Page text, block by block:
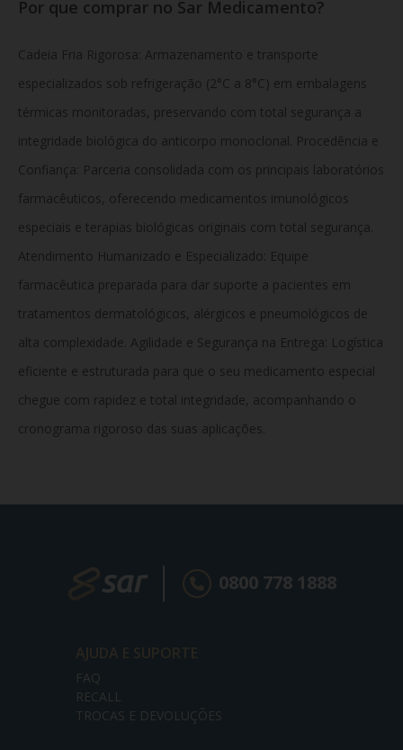
Por que comprar no Sar Medicamento?
Cadeia Fria Rigorosa: Armazenamento e transporte
especializados sob refrigeração (2°C a 8°C) em embalagens
térmicas monitoradas, preservando com total segurança a
integridade biológica do anticorpo monoclonal. Procedência e
Confiança: Parceria consolidada com os principais laboratórios
farmacêuticos, oferecendo medicamentos imunológicos
especiais e terapias biológicas originais com total segurança.
Atendimento Humanizado e Especializado: Equipe
farmacêutica preparada para dar suporte a pacientes em
tratamentos dermatológicos, alérgicos e pneumológicos de
alta complexidade. Agilidade e Segurança na Entrega: Logística
eficiente e estruturada para que o seu medicamento especial
chegue com rapidez e total integridade, acompanhando o
cronograma rigoroso das suas aplicações.
0800 778 1888
AJUDA E SUPORTE
FAQ
RECALL
TROCAS E DEVOLUÇÕES